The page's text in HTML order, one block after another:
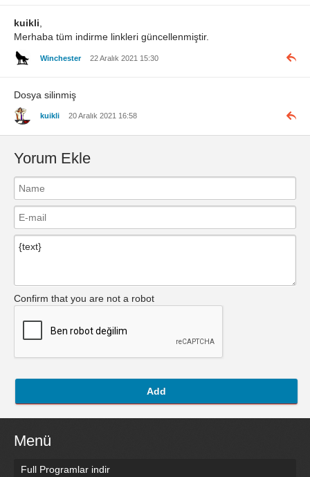
kuikli,
Merhaba tüm indirme linkleri güncellenmiştir.
Winchester 22 Aralık 2021 15:30
Dosya silinmiş
kuikli 20 Aralık 2021 16:58
Yorum Ekle
Confirm that you are not a robot
Add
Menü
Full Programlar indir